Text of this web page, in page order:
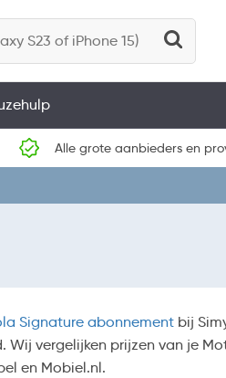
Alle grote aanbieders en
Signature abonnement bij
vergelijken prijzen van je
en Mobiel.nl.